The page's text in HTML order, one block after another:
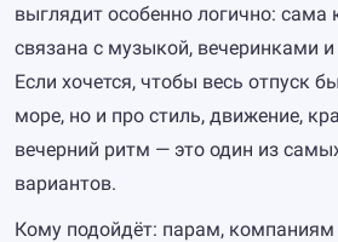
выглядит особенно логично: сама
связана с музыкой, вечеринками
Если хочется, чтобы весь отпуск
море, но и про стиль, движение,
вечерний ритм — это один из
вариантов.
Кому подойдёт: парам, компаниям